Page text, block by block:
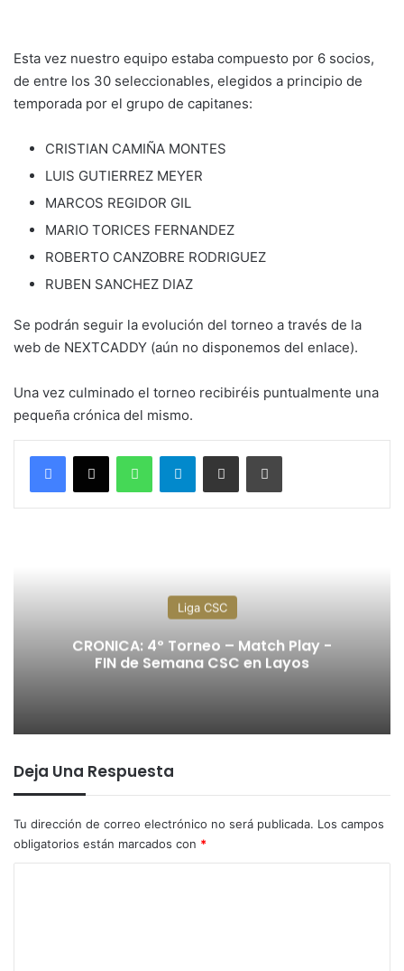
Esta vez nuestro equipo estaba compuesto por 6 socios,
de entre los 30 seleccionables, elegidos a principio de
temporada por el grupo de capitanes:
CRISTIAN CAMIÑA MONTES
LUIS GUTIERREZ MEYER
MARCOS REGIDOR GIL
MARIO TORICES FERNANDEZ
ROBERTO CANZOBRE RODRIGUEZ
RUBEN SANCHEZ DIAZ
Se podrán seguir la evolución del torneo a través de la
web de NEXTCADDY (aún no disponemos del enlace).
Una vez culminado el torneo recibiréis puntualmente una
pequeña crónica del mismo.
WhatsAppTelegramCompartir por correo electrónicoImprimir
Liga CSC
CRONICA: 4º Torneo – Match Play -
FIN de Semana CSC en Layos
Deja Una Respuesta
Tu dirección de correo electrónico no será publicada. Los campos
obligatorios están marcados con *